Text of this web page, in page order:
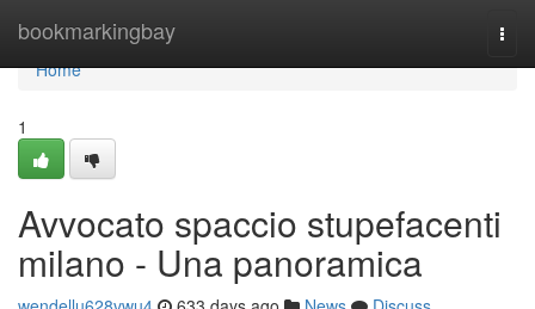
bookmarkingbay
Home
Home
1
Avvocato spaccio stupefacenti
milano - Una panoramica